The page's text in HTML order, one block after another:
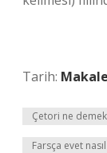
Tarih:
Çetori ne
Farsça evet